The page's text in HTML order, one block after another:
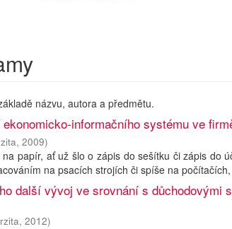
názvu, autora a předmětu.
informačního systému ve
, 2009)
papír, ať už šlo o zápis do sešítku či zápis do
na psacích strojích či spíše na
další vývoj ve srovnání s důchodovými
, 2012)